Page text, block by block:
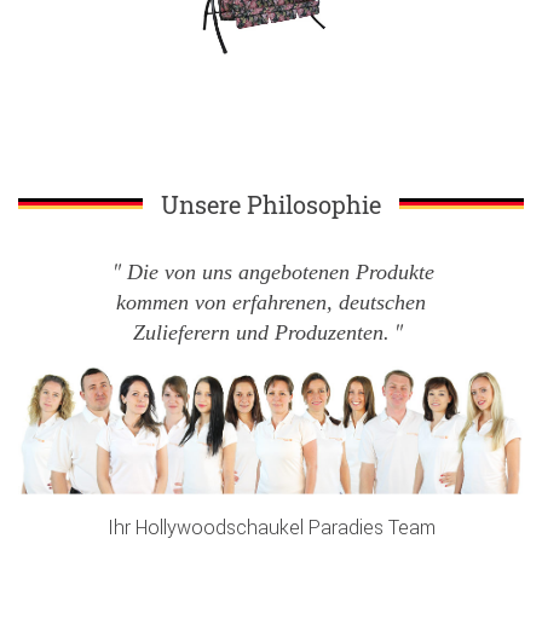
Unsere Philosophie
Die von uns angebotenen Produkte
kommen von erfahrenen, deutschen
Zulieferern und Produzenten.
Ihr Hollywoodschaukel Paradies Team